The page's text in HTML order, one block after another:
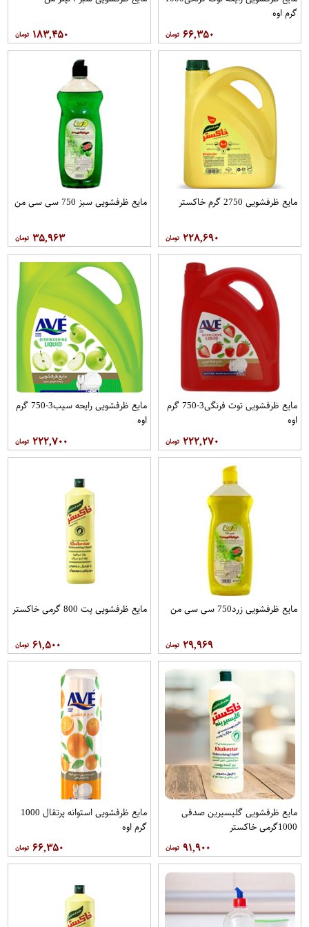
گرم اوه
۶۶,۳۵۰ ۱۸۳,۴۵۰
مایع ظرفشویی 2750 گرم خاکستر
۲۲۸,۶۹۰
مایع ظرفشویی سبز 750 سی سی من
۳۵,۹۶۳
مایع ظرفشویی توت فرنگی3-750 گرم
اوه
۲۲۲,۲۷۰
مایع ظرفشویی رایحه سیب3-750 گرم
اوه
۲۲۲,۷۰۰
مایع ظرفشویی زرد750 سی سی من
۲۹,۹۶۹
مایع ظرفشویی پت 800 گرمی خاکستر
۶۱,۵۰۰
مایع ظرفشویی گلیسیرین صدفی
1000گرمی خاکستر
۹۱,۹۰۰
مایع ظرفشویی استوانه پرتقال 1000
گرم اوه
۶۶,۳۵۰